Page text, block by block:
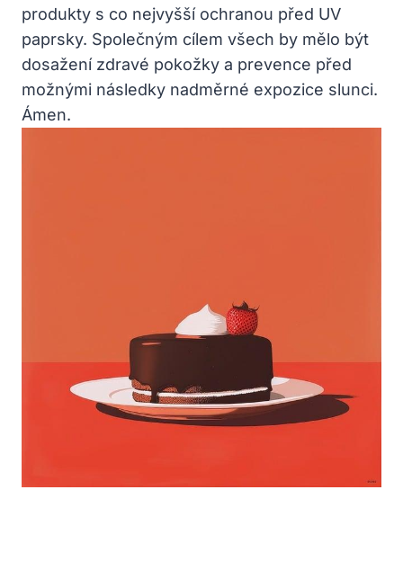
produkty s co nejvyšší ochranou před UV
paprsky. Společným cílem všech by mělo být
dosažení zdravé pokožky a prevence před
možnými následky nadměrné expozice slunci.
Ámen.